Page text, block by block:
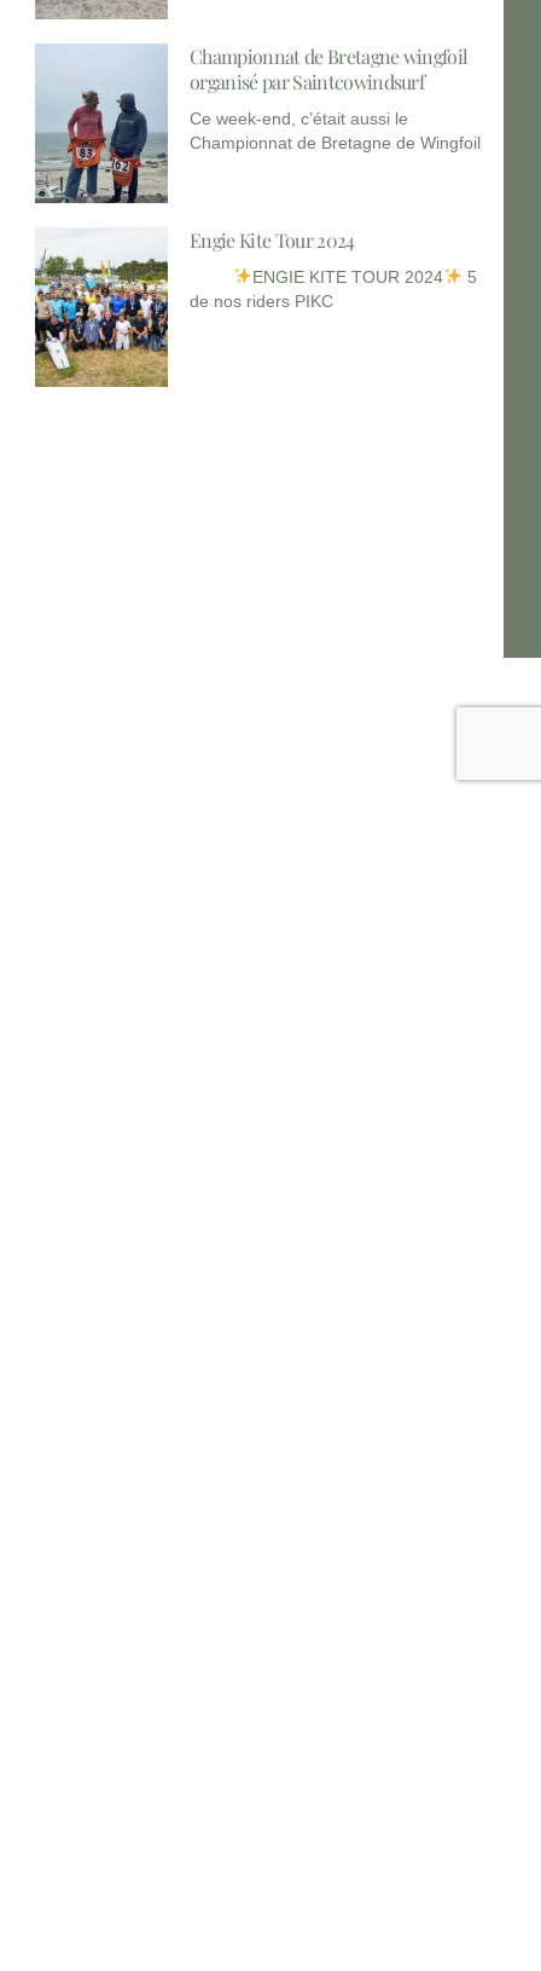
Championnat de Bretagne wingfoil
organisé par Saintcowindsurf
Ce week-end, c’était aussi le
Championnat de Bretagne de Wingfoil
Engie Kite Tour 2024
ENGIE KITE TOUR 2024
5
de nos riders PIKC